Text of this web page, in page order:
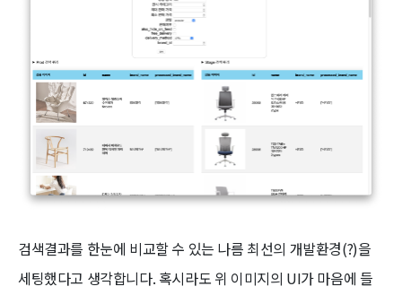
검색결과를 한눈에 비교할 수 있는 나름 최선의 개발환경(?)을
세팅했다고 생각합니다. 혹시라도 위 이미지의 UI가 마음에 들